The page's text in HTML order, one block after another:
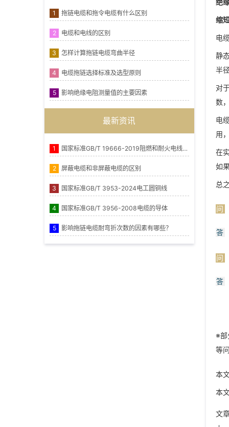
1 拖链电缆和拖令电缆有什么区别
2 电缆和电线的区别
3 怎样计算拖链电缆弯曲半径
4 电缆拖链选择标准及选型原则
5 影响绝缘电阻测量值的主要因素
最新资讯
1 国家标准GB/T 19666-2019阻燃和耐火电线电缆或光缆通则
2 屏蔽电缆和非屏蔽电缆的区别
3 国家标准GB/T 3953-2024电工圆铜线
4 国家标准GB/T 3956-2008电缆的导体
5 影响拖链电缆耐弯折次数的因素有哪些？
绝
缩
电
静
半径
对
数
电
用
在
如
总
问
答
问
答
※部
等
本
本
文